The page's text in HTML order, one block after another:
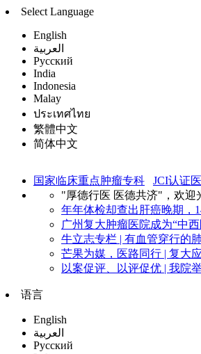
Select Language
English
العربية
Русский
India
Indonesia
Malay
ประเทศไทย
繁體中文
简体中文
国家临床重点肿瘤专科
JCI认证
"厚德行医 医德共济"，欢迎
年年体检却查出肝癌晚期，
广州复大肿瘤医院成为“中
牛立志专栏 | 有血管穿行的
芒果为媒，医路同行 | 复大
以案促评、以评促优 | 我院
语言
English
العربية
Русский